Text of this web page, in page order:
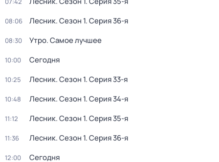
08:06 Лесник. Сезон 1. Серия 36-я
08:30 Утро. Самое лучшее
10:00 Сегодня
10:25 Лесник. Сезон 1. Серия 33-я
10:48 Лесник. Сезон 1. Серия 34-я
11:12 Лесник. Сезон 1. Серия 35-я
11:36 Лесник. Сезон 1. Серия 36-я
12:00 Сегодня